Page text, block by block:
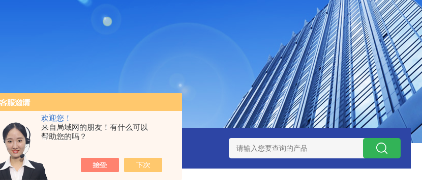
欢迎您！
来自局域网的朋友！有什么可以
帮助您的吗？
型号:HX03-CHI650F电化学分析仪/工作站库号：M415012 型号:ZXEFQ/3*20不锈钢槽式二分器/缩分器库号：